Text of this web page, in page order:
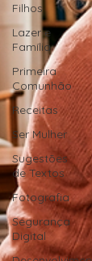
Filhos
Lazer e
Família
Primeira
Comunhão
Receitas
Ser Mulher
Sugestões
de Textos
Fotografia
Segurança
Digital